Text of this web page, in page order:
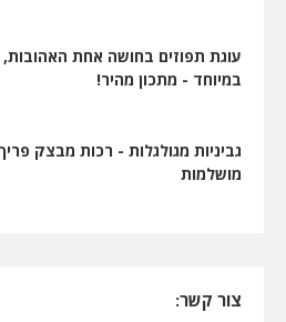
עוגת תפוזים בחושה אחת האהובות,
במיוחד - מתכון מהיר!
גביניות מגולגלות - רכות מבצק
מושלמות
צור קשר: